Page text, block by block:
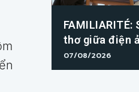
thơ giữa điện
07/08/2026